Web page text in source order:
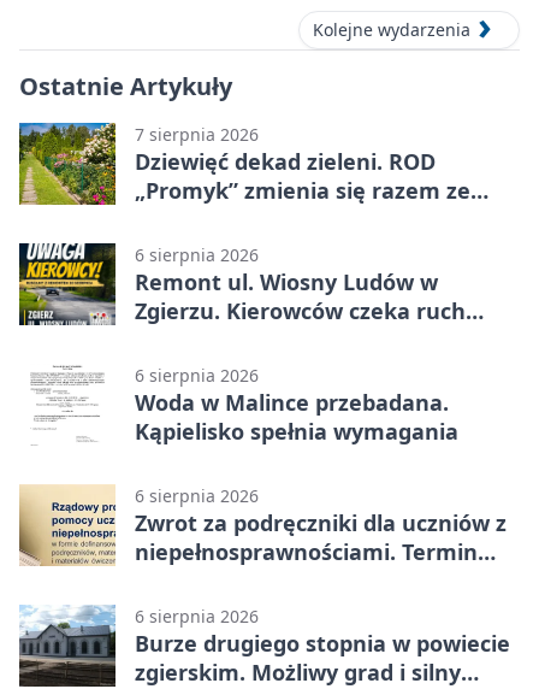
Kolejne wydarzenia
Ostatnie Artykuły
7 sierpnia 2026
Dziewięć dekad zieleni. ROD
„Promyk” zmienia się razem ze
6 sierpnia 2026
Remont ul. Wiosny Ludów w
Zgierzu. Kierowców czeka ruch
6 sierpnia 2026
Woda w Malince przebadana.
Kąpielisko spełnia wymagania
6 sierpnia 2026
Zwrot za podręczniki dla uczniów z
niepełnosprawnościami. Termin
6 sierpnia 2026
Burze drugiego stopnia w powiecie
zgierskim. Możliwy grad i silny